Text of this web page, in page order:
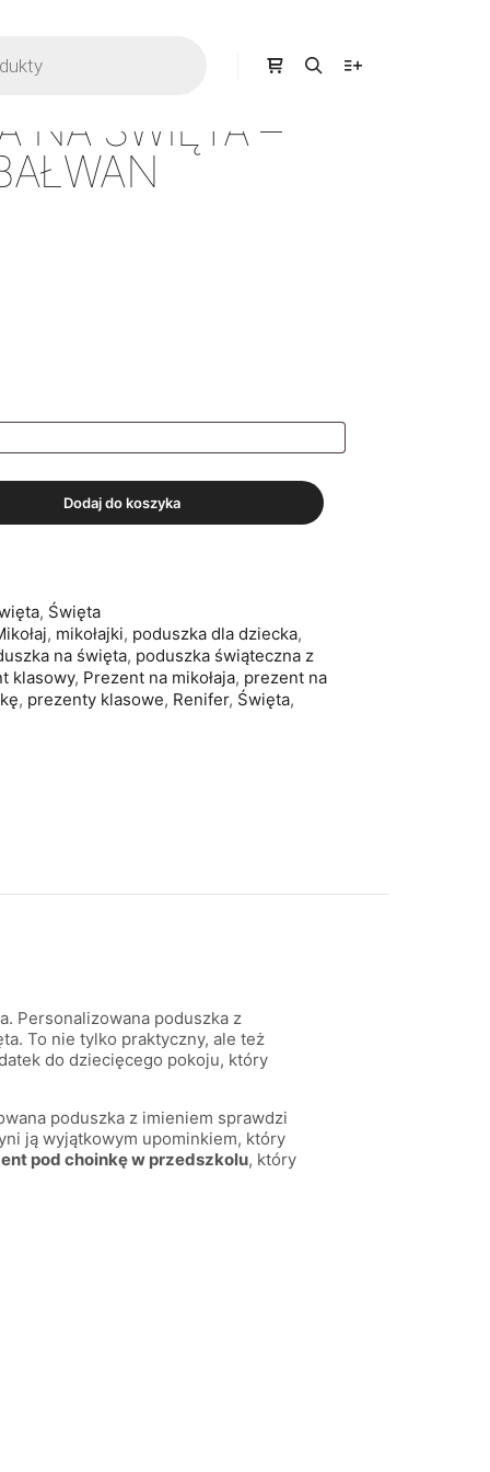
NA ŚWIĘTA –
Dodaj do koszyka
, Święta
, mikołajki, poduszka dla dziecka,
na święta, poduszka świąteczna z
klasowy, Prezent na mikołaja, prezent na
, prezenty klasowe, Renifer, Święta,
Personalizowana poduszka z
To nie tylko praktyczny, ale też
do dziecięcego pokoju, który
poduszka z imieniem sprawdzi
ją wyjątkowym upominkiem, który
pod choinkę w przedszkolu, który